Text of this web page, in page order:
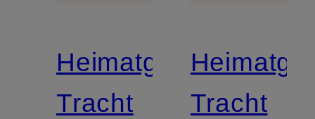
Heimatglück
Tracht
Tracht